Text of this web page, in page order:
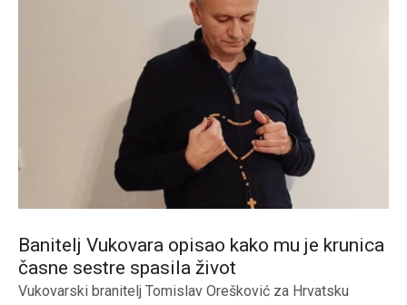
Banitelj Vukovara opisao kako mu je krunica
časne sestre spasila život
Vukovarski branitelj Tomislav Orešković za Hrvatsku